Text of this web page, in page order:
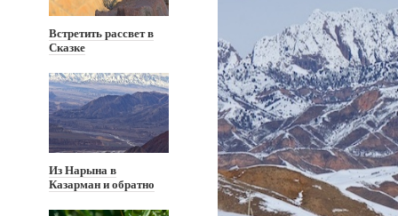
Встретить рассвет в
Сказке
Из Нарына в
Казарман и обратно